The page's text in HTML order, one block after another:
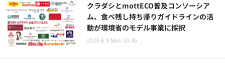
クラダシとmottECO普及コンソーシア
ム、食べ残し持ち帰りガイドラインの活
動が環境省のモデル事業に採択
2025.6.9 Mon 15:45